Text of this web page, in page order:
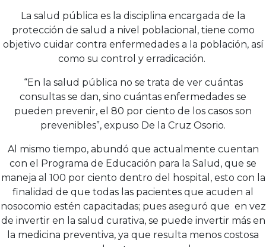
La salud pública es la disciplina encargada de la
protección de salud a nivel poblacional, tiene como
objetivo cuidar contra enfermedades a la población, así
como su control y erradicación.
“En la salud pública no se trata de ver cuántas
consultas se dan, sino cuántas enfermedades se
pueden prevenir, el 80 por ciento de los casos son
prevenibles”, expuso De la Cruz Osorio.
Al mismo tiempo, abundó que actualmente cuentan
con el Programa de Educación para la Salud, que se
maneja al 100 por ciento dentro del hospital, esto con la
finalidad de que todas las pacientes que acuden al
nosocomio estén capacitadas; pues aseguró que en vez
de invertir en la salud curativa, se puede invertir más en
la medicina preventiva, ya que resulta menos costosa